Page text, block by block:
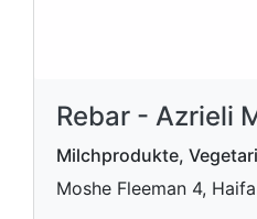
Rebar - Azrieli
Milchprodukte,
Moshe Fleeman 4, Haifa